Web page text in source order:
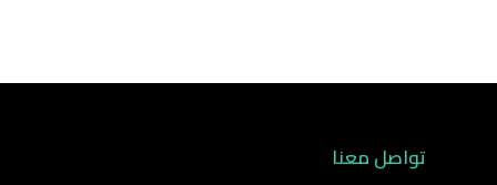
تواصل معنا